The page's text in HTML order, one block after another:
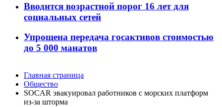
Вводится возрастной порог 16 лет для
социальных сетей
Упрощена передача госактивов стоимостью
до 5 000 манатов
Главная страница
Общество
SOCAR эвакуировал работников с морских платформ
из-за шторма